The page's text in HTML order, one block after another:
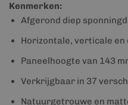
Kenmerken:
Afgerond diep
Horizontale, verticale en
Paneelhoogte van 143
Verkrijgbaar in 37
Natuurgetrouwe en